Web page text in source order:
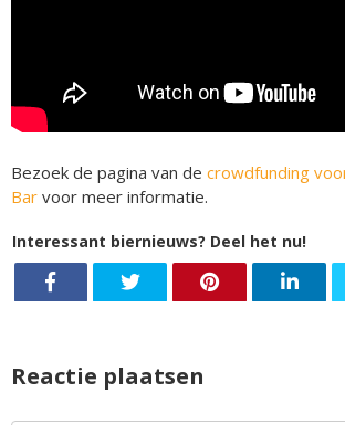
Bezoek de pagina van de crowdfunding
Bar voor meer informatie.
Interessant biernieuws? Deel het nu!
Reactie plaatsen